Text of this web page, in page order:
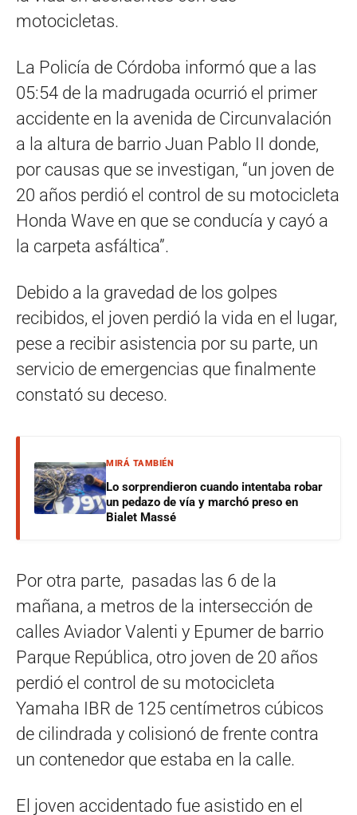
motocicletas.
La Policía de Córdoba informó que a las
05:54 de la madrugada ocurrió el primer
accidente en la avenida de Circunvalación
a la altura de barrio Juan Pablo II donde,
por causas que se investigan, “un joven de
20 años perdió el control de su motocicleta
Honda Wave en que se conducía y cayó a
la carpeta asfáltica”.
Debido a la gravedad de los golpes
recibidos, el joven perdió la vida en el lugar,
pese a recibir asistencia por su parte, un
servicio de emergencias que finalmente
constató su deceso.
MIRÁ TAMBIÉN
Lo sorprendieron cuando intentaba robar
un pedazo de vía y marchó preso en
Bialet Massé
Por otra parte, pasadas las 6 de la
mañana, a metros de la intersección de
calles Aviador Valenti y Epumer de barrio
Parque República, otro joven de 20 años
perdió el control de su motocicleta
Yamaha IBR de 125 centímetros cúbicos
de cilindrada y colisionó de frente contra
un contenedor que estaba en la calle.
El joven accidentado fue asistido en el